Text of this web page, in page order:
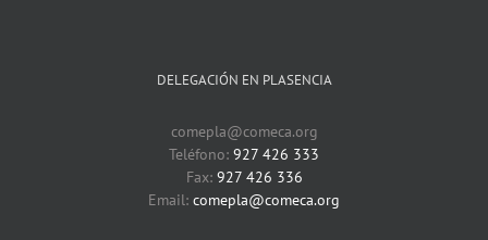
DELEGACIÓN EN PLASENCIA
comepla@comeca.org
Teléfono: 927 426 333
Fax: 927 426 336
Email: comepla@comeca.org